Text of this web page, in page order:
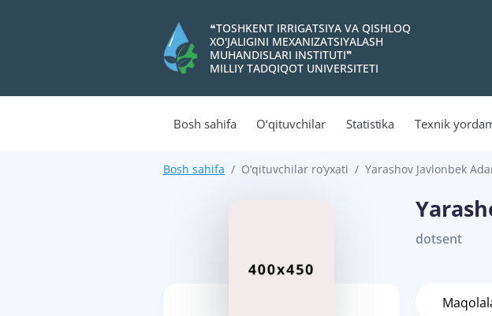
❝TOSHKENT IRRIGATSIYA VA QISHLOQ
XO'JALIGINI MEXANIZATSIYALASH
MUHANDISLARI INSTITUTI❞
MILLIY TADQIQOT UNIVERSITETI
Bosh sahifa O‘qituvchilar Statistika Texnik
Bosh sahifa O‘qituvchilar ro‘yxati Yarashov Javlonbek
dotsent